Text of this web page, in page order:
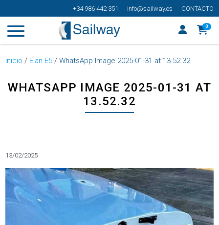
+34 986 442 351 info@sailway.es CONTACTO
0
Inicio / Elan E5 /WhatsApp Image 2025-01-31 at 13.52.32
WHATSAPP IMAGE 2025-01-31 AT
13.52.32
Categorías
13/02/2025